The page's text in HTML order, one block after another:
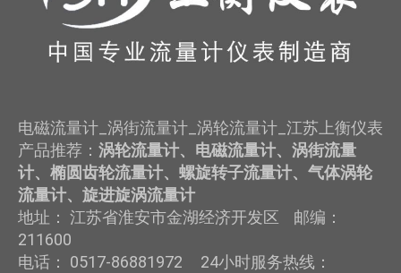
电磁流量计_涡街流量计_涡轮流量计_江苏上衡仪表
产品推荐： 涡轮流量计、电磁流量计、涡街流量
计、椭圆齿轮流量计、螺旋转子流量计、气体涡轮
流量计、旋进旋涡流量计
地址： 江苏省淮安市金湖经济开发区 邮编：
211600
电话： 0517-86881972 24小时服务热线：